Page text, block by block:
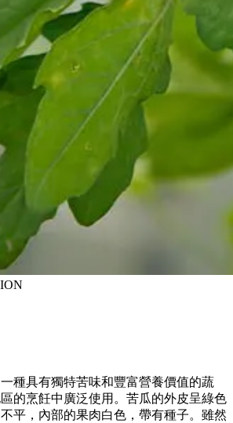
種具有獨特苦味和豐富營養價值的蔬
的烹飪中廣泛使用。苦瓜的外皮呈綠色
平，內部的果肉白色，帶有種子。雖然